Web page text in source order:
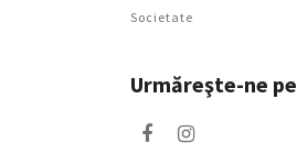
Societate
Urmăreşte-ne pe